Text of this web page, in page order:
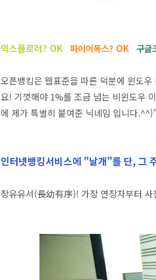
익스플로러? OK 파이어폭스? OK 구글
오픈뱅킹은 웹표준을 따른 덕분에 윈도
요! 기껏해야 1%를 조금 넘는 비윈도우
에 제가 특별히 붙여준 닉네임 입니다
인터넷뱅킹서비스에 "날개"를 단, 그
장유유서(長幼有序)! 가장 연장자부터